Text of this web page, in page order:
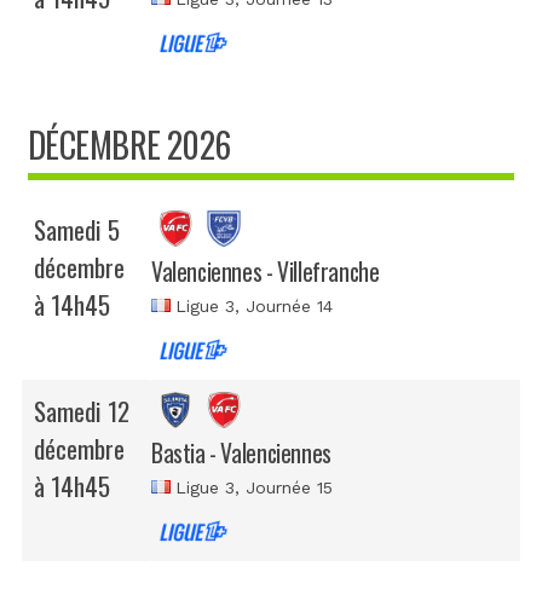
DÉCEMBRE 2026
Samedi 5
décembre
à 14h45
Valenciennes - Villefranche
Ligue 3, Journée 14
Samedi 12
décembre
à 14h45
Bastia - Valenciennes
Ligue 3, Journée 15